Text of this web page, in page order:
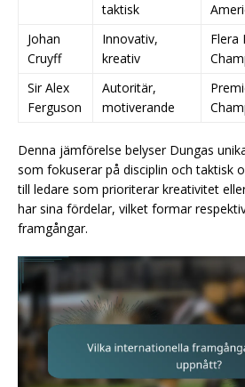
taktisk
Johan
Cruyff
Innovativ,
kreativ
Flera
Sir Alex
Ferguson
Autoritär,
motiverande
Denna jämförelse belyser Dungas
som fokuserar på disciplin och taktisk
till ledare som prioriterar kreativitet
har sina fördelar, vilket formar
framgångar.